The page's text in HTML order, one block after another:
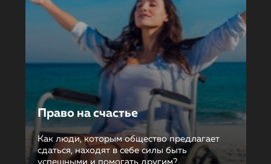
Право на счастье
Как люди, которым общество предлагает
сдаться, находят в себе силы быть
успешными и помогать другим?